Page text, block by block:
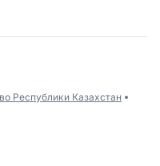
Республики Казахстан